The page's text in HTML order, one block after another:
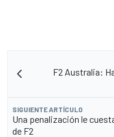
F2 Australia:
SIGUIENTE ARTÍCULO
Una penalización le
de F2